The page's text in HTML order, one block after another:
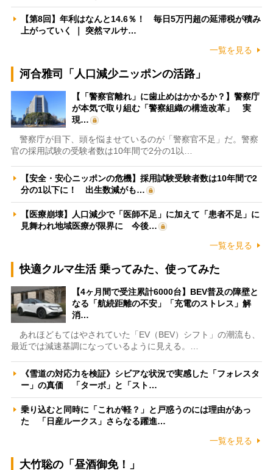
【第8回】年利はなんと14.6％！ 毎日5万円超の延滞税が積み
上がっていく ｜ 突然マルサ…
一覧を見る
河合雅司「人口減少ニッポンの活路」
【「警察官離れ」に歯止めはかかるか？】警察庁
が本気で取り組む「警察組織の構造改革」 実
現…
警察庁が目下、頭を悩ませているのが「警察官不足」だ。警察
官の採用試験の受験者数は10年間で2分の1以…
【安全・安心ニッポンの危機】採用試験受験者数は10年間で2
分の1以下に！ 出生数減がも…
【医療崩壊】人口減少で「医師不足」に加えて「患者不足」に
見舞われ地域医療が限界に 今後…
一覧を見る
快適クルマ生活 乗ってみた、使ってみた
【4ヶ月間で受注累計6000台】BEV普及の障壁と
なる「航続距離の不安」「充電のストレス」解
消…
あれほどもてはやされていた「EV（BEV）シフト」の潮流も、
最近では減速基調になっているように見える。…
《雪道の対応力を検証》シビアな状況で実感した「フォレスタ
ー」の真価 「ターボ」と「スト…
乗り込むと同時に「これが軽？」と戸惑うのには理由があっ
た 「日産ルークス」さらなる躍進…
一覧を見る
大竹聡の「昼酒御免！」